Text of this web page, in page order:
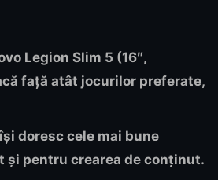
Legion Slim 5 (16″,
față atât jocurilor preferate,
doresc cele mai bune
pentru crearea de conținut.